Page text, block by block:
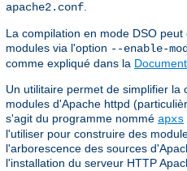
apache2.conf
La compilation en mode DSO
modules via l'option --enable-
comme expliqué dans la
Un utilitaire permet de simplifier la
modules d'Apache httpd
s'agit du programme nommé apxs
l'utiliser pour construire des
l'arborescence des sources
l'installation du serveur HTTP